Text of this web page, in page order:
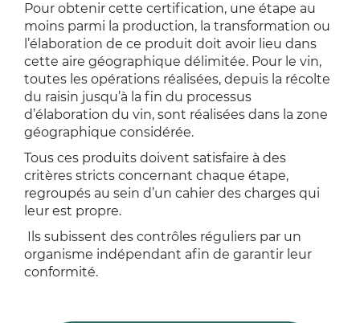
Pour obtenir cette certification, une étape au
moins parmi la production, la transformation ou
l’élaboration de ce produit doit avoir lieu dans
cette aire géographique délimitée. Pour le vin,
toutes les opérations réalisées, depuis la récolte
du raisin jusqu’à la fin du processus
d’élaboration du vin, sont réalisées dans la zone
géographique considérée.
Tous ces produits doivent satisfaire à des
critères stricts concernant chaque étape,
regroupés au sein d’un cahier des charges qui
leur est propre.
Ils subissent des contrôles réguliers par un
organisme indépendant afin de garantir leur
conformité.